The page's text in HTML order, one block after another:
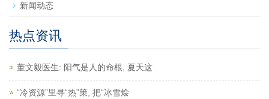
新闻动态
热点资讯
董文毅医生: 阳气是人的命根, 夏天这
“冷资源”里寻“热”策, 把“冰雪烩